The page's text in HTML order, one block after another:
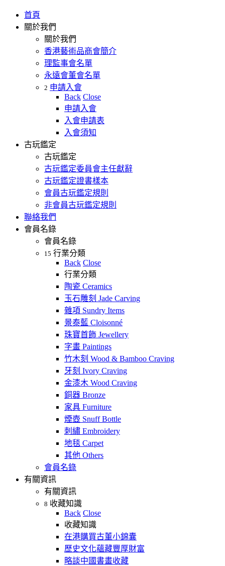
首頁
關於我們
關於我們
香港藝術品商會簡介
理監事會名單
永遠會董會名單
2 申請入會
Back Close
申請入會
入會申請表
入會須知
古玩鑑定
古玩鑑定
古玩鑑定委員會主任獻辭
古玩鑑定證書樣本
會員古玩鑑定規則
非會員古玩鑑定規則
聯絡我們
會員名錄
會員名錄
15 行業分類
Back Close
行業分類
陶瓷 Ceramics
玉石雕刻 Jade Carving
雜項 Sundry Items
景泰藍 Cloisonné
珠寶首飾 Jewellery
字畫 Paintings
竹木刻 Wood & Bamboo Craving
牙刻 Ivory Craving
金漆木 Wood Craving
銅器 Bronze
家具 Furniture
煙壺 Snuff Bottle
刺繡 Embroidery
地毯 Carpet
其他 Others
會員名錄
有關資訊
有關資訊
8 收藏知識
Back Close
收藏知識
在港購買古董小錦囊
歷史文化蘊藏豐厚財富
略談中國書畫收藏